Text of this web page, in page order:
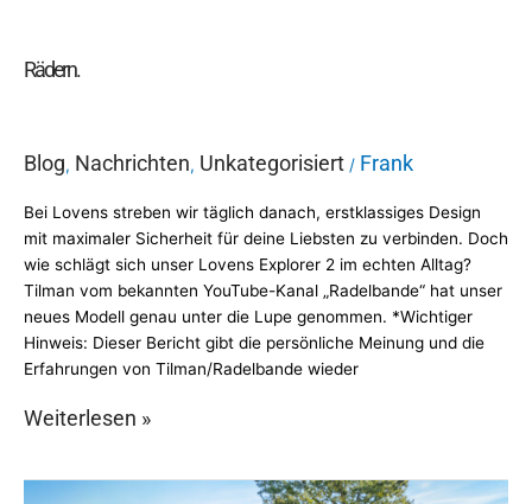
Rädern.
Blog, Nachrichten, Unkategorisiert / Frank
Bei Lovens streben wir täglich danach, erstklassiges Design
mit maximaler Sicherheit für deine Liebsten zu verbinden. Doch
wie schlägt sich unser Lovens Explorer 2 im echten Alltag?
Tilman vom bekannten YouTube-Kanal „Radelbande“ hat unser
neues Modell genau unter die Lupe genommen. *Wichtiger
Hinweis: Dieser Bericht gibt die persönliche Meinung und die
Erfahrungen von Tilman/Radelbande wieder
Weiterlesen »
Zurück